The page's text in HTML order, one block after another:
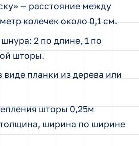
— расстояние между
колечек около 0,1 см.
2 по длине, 1 по
шторы.
виде планки из дерева или
шторы 0,25м
ширина по ширине